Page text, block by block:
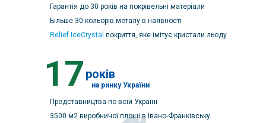
Гарантія до 30 років на покрівельні матеріали
Більше 30 кольорів металу в наявності
Relief IceCrystal покриття, яке імітує кристали льоду
17 років
Представництва по всій Україні
3500 м2 виробничої площі в Івано-Франківську
на ринку України